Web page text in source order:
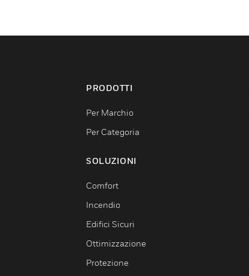
PRODOTTI
Per Marchio
Per Categoria
SOLUZIONI
Comfort
Incendio
Edifici Sicuri
Ottimizzazione
Protezione